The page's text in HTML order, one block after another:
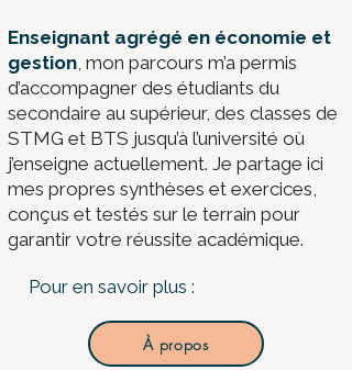
​Enseignant agrégé en économie et
gestion, mon parcours m’a permis
d’accompagner des étudiants du
secondaire au supérieur, des classes de
STMG et BTS jusqu’à l’université où
j’enseigne actuellement. Je partage ici
mes propres synthèses et exercices,
conçus et testés sur le terrain pour
garantir votre réussite académique.
Pour en savoir plus :
À propos